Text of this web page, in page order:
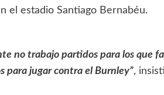
el estadio Santiago Bernabéu.
no trabajo partidos para los que
para jugar contra el Burnley”,